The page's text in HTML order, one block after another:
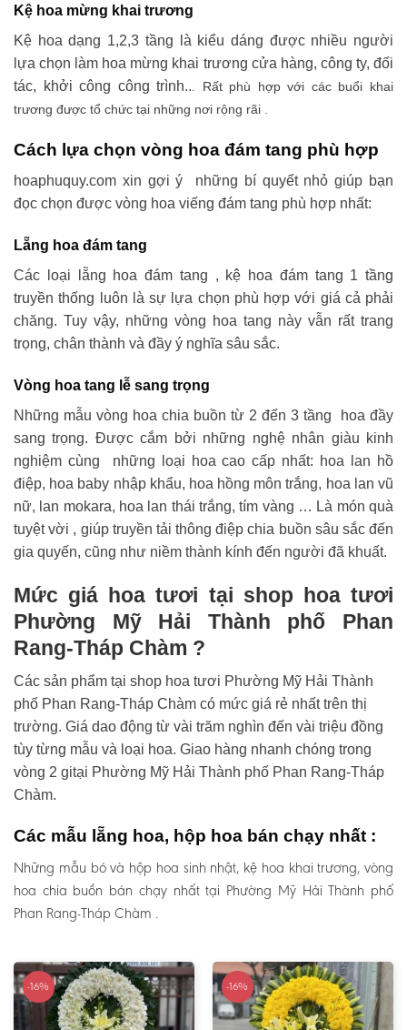
Kệ hoa mừng khai trương
Kệ hoa dạng 1,2,3 tầng là kiểu dáng được nhiều người
lựa chọn làm hoa mừng khai trương cửa hàng, công ty, đối
tác, khởi công công trình.. . Rất phù hợp với các buổi khai
trương được tổ chức tại những nơi rộng rãi .
Cách lựa chọn vòng hoa đám tang phù hợp
hoaphuquy.com xin gợi ý những bí quyết nhỏ giúp bạn
đọc chọn được vòng hoa viếng đám tang phù hợp nhất:
Lẵng hoa đám tang
Các loại lẵng hoa đám tang , kệ hoa đám tang 1 tầng
truyền thống luôn là sự lựa chọn phù hợp với giá cả phải
chăng. Tuy vậy, những vòng hoa tang này vẫn rất trang
trọng, chân thành và đầy ý nghĩa sâu sắc.
Vòng hoa tang lễ sang trọng
Những mẫu vòng hoa chia buồn từ 2 đến 3 tầng hoa đầy
sang trọng. Được cắm bởi những nghệ nhân giàu kinh
nghiệm cùng những loại hoa cao cấp nhất: hoa lan hồ
điệp, hoa baby nhập khẩu, hoa hồng môn trắng, hoa lan vũ
nữ, lan mokara, hoa lan thái trắng, tím vàng … Là món quà
tuyệt vời , giúp truyền tải thông điệp chia buồn sâu sắc đến
gia quyến, cũng như niềm thành kính đến người đã khuất.
Mức giá hoa tươi tại shop hoa tươi
Phường Mỹ Hải Thành phố Phan
Rang-Tháp Chàm ?
Các sản phẩm tại shop hoa tươi Phường Mỹ Hải Thành
phố Phan Rang-Tháp Chàm có mức giá rẻ nhất trên thị
trường. Giá dao động từ vài trăm nghìn đến vài triệu đồng
tùy từng mẫu và loại hoa. Giao hàng nhanh chóng trong
vòng 2 gitại Phường Mỹ Hải Thành phố Phan Rang-Tháp
Chàm.
Các mẫu lẵng hoa, hộp hoa bán chạy nhất :
Những mẫu bó và hộp hoa sinh nhật, kệ hoa khai trương, vòng
hoa chia buồn bán chạy nhất tại Phường Mỹ Hải Thành phố
Phan Rang-Tháp Chàm .
-16% -16%